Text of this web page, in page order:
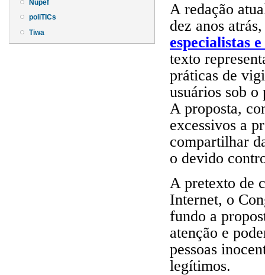
Nupef
poliTICs
Tiwa
A redação
dez anos
especialistas
texto
práticas de
usuários sob
A proposta,
excessivos a
compartilhar
o devido
A pretexto de
Internet, o
fundo a
atenção e
pessoas
legítimos.